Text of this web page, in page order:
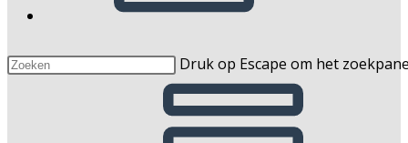
Druk op Escape om het